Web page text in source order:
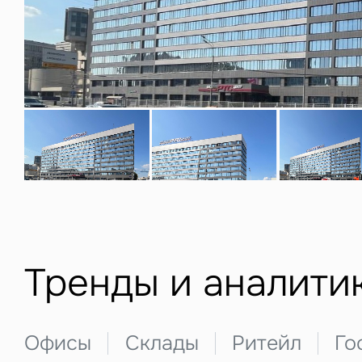
Тренды и
Офисы Склады Ритейл Это
данных
Заполните